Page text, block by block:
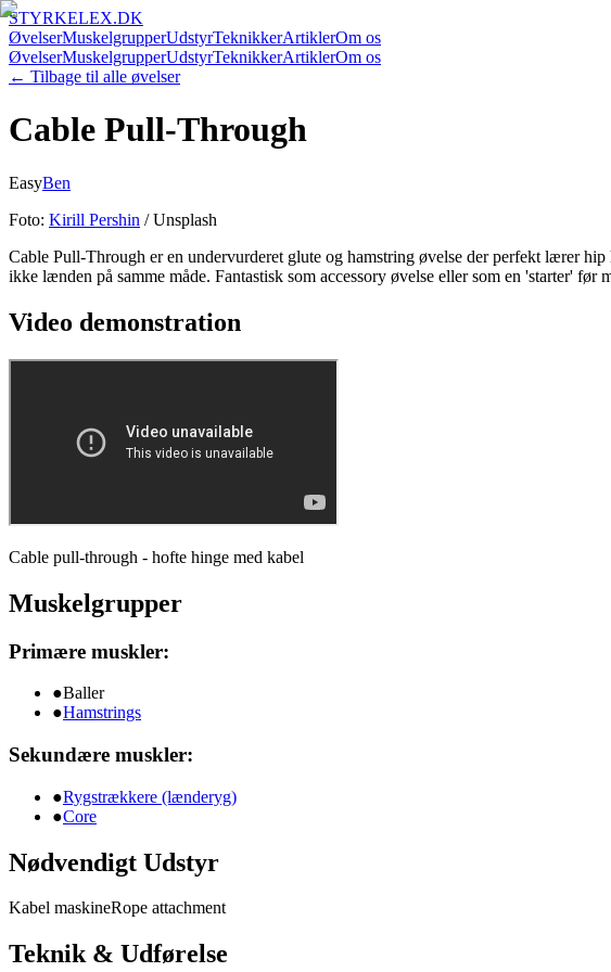
STYRKELEX.DK
ØvelserMuskelgrupperUdstyrTeknikkerArtiklerOm os
ØvelserMuskelgrupperUdstyrTeknikkerArtiklerOm os
← Tilbage til alle øvelser
Cable Pull-Through
EasyBen
Foto: Kirill Pershin / Unsplash
Cable Pull-Through er en undervurderet glute og hamstring øvelse der perfekt lærer
ikke lænden på samme måde. Fantastisk som accessory øvelse eller som en 'starter' før
Video demonstration
Cable pull-through - hofte hinge med kabel
Muskelgrupper
Primære muskler:
●Baller
●Hamstrings
Sekundære muskler:
●Rygstrækkere (lænderyg)
●Core
Nødvendigt Udstyr
Kabel maskineRope attachment
Teknik & Udførelse